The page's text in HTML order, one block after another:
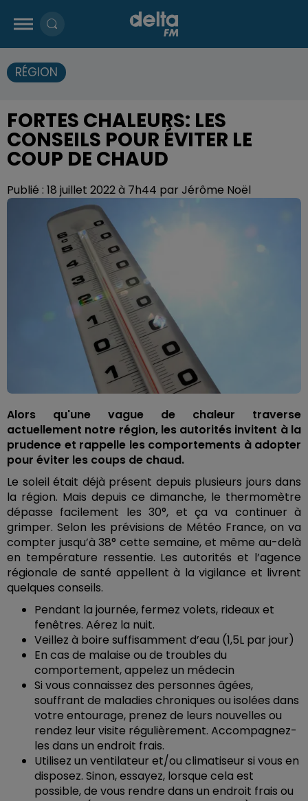
RÉGION
FORTES CHALEURS: LES
CONSEILS POUR ÉVITER LE
COUP DE CHAUD
Publié : 18 juillet 2022 à 7h44 par Jérôme Noël
Alors qu'une vague de chaleur traverse
actuellement notre région, les autorités invitent à la
prudence et rappelle les comportements à adopter
pour éviter les coups de chaud.
Le soleil était déjà présent depuis plusieurs jours dans
la région. Mais depuis ce dimanche, le thermomètre
dépasse facilement les 30°, et ça va continuer à
grimper. Selon les prévisions de Météo France, on va
compter jusqu’à 38° cette semaine, et même au-delà
en température ressentie. Les autorités et l’agence
régionale de santé appellent à la vigilance et livrent
quelques conseils.
Pendant la journée, fermez volets, rideaux et
fenêtres. Aérez la nuit.
Veillez à boire suffisamment d’eau (1,5L par jour)
En cas de malaise ou de troubles du
comportement, appelez un médecin
Si vous connaissez des personnes âgées,
souffrant de maladies chroniques ou isolées dans
votre entourage, prenez de leurs nouvelles ou
rendez leur visite régulièrement. Accompagnez-
les dans un endroit frais.
Utilisez un ventilateur et/ou climatiseur si vous en
disposez. Sinon, essayez, lorsque cela est
possible, de vous rendre dans un endroit frais ou